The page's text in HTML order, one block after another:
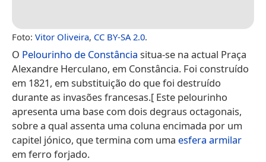
Foto: Vitor Oliveira, CC BY-SA 2.0.
O Pelourinho de Constância situa-se na actual Praça
Alexandre Herculano, em Constância. Foi construído
em 1821, em substituição do que foi destruído
durante as invasões francesas.[ Este pelourinho
apresenta uma base com dois degraus octagonais,
sobre a qual assenta uma coluna encimada por um
capitel jónico, que termina com uma esfera armilar
em ferro forjado.